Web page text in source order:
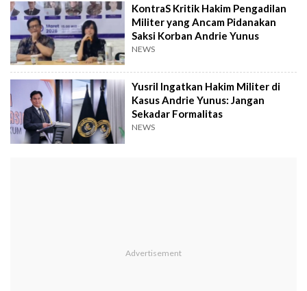
KontraS Kritik Hakim Pengadilan
Militer yang Ancam Pidanakan
Saksi Korban Andrie Yunus
NEWS
Yusril Ingatkan Hakim Militer di
Kasus Andrie Yunus: Jangan
Sekadar Formalitas
NEWS